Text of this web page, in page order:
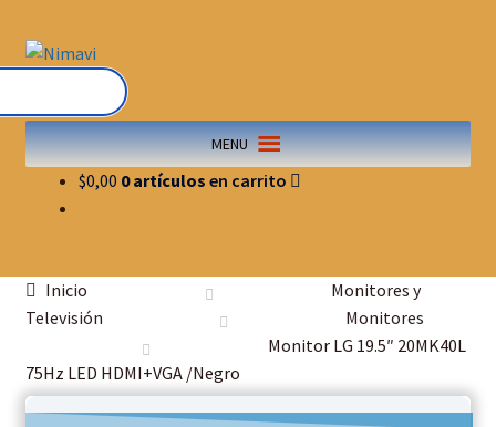
MENU
$0,00 0 artículos
Inicio
Monitores y
Televisión
Monitores
Monitor LG 19.5″ 20MK40L
75Hz LED HDMI+VGA /Negro